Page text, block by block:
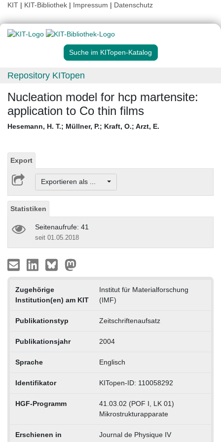
KIT | KIT-Bibliothek | Impressum | Datenschutz
Suche im KITopen-Katalog
Repository KITopen
Nucleation model for hcp martensite:
application to Co thin films
Hesemann, H. T.; Müllner, P.; Kraft, O.; Arzt, E.
Export
Exportieren als ...
Statistiken
Seitenaufrufe: 41
seit 01.05.2018
Zugehörige
Institution(en) am KIT
Institut für Materialforschung
(IMF)
Publikationstyp Zeitschriftenaufsatz
Publikationsjahr 2004
Sprache Englisch
Identifikator KITopen-ID: 110058292
HGF-Programm
41.03.02 (POF I, LK 01)
Mikrostrukturapparate
Erschienen in Journal de Physique IV